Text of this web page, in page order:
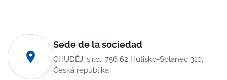
Sede de la sociedad
CHUDĚJ, s.r.o., 756 62 Hutisko-Solanec 310,
Česká republika